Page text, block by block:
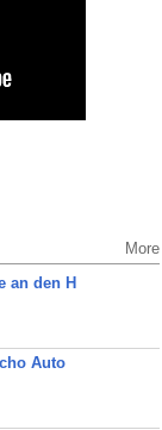
More
an den H
Auto